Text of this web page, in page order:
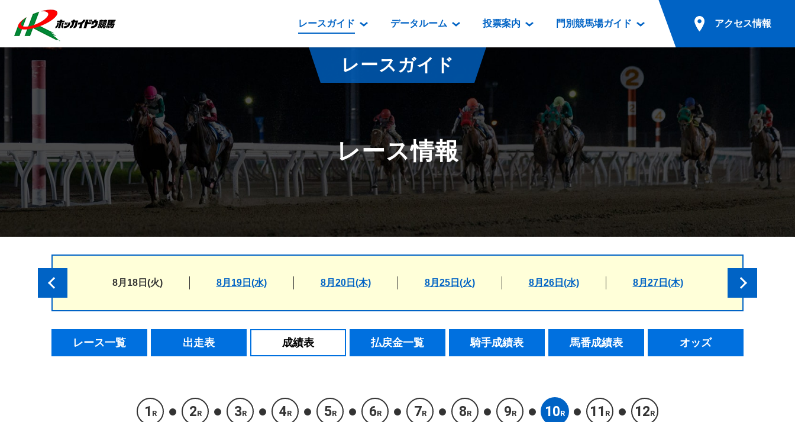
レースガイド
レース情報
払戻金一覧
騎手成績表
馬番成績表
オッズ
番組・級別表ダウンロード
開催カレンダー
重賞競走体系図
スタリオンシリーズ競走
道内の発売情報(PDF)
データルーム
データルーム
騎手・調教師紹介
坂路調教映像
遠征馬情報
番組編成要領
映像コンテンツ
重賞競走VTR
重賞競走参考VTR
レースダイジェスト
新馬ダイジェスト
投票案内
電話・インターネット投票
場外発売所
実況・テレホンサービス
発売・払戻
門別競馬場ガイド
門別競馬場情報
門別競馬場グルメ
とねっこジンギスカン
いずみ食堂
ルンビニフードカフェ
勝馬屋
アクセス情報
無料送迎バスでのご来場
公共の交通機関でのご来場
レースガイド
レース情報
8月18日(火) 8月19日(水) 8月20日(木) 8月25日(火) 8月26日(水) 8月27日(木)
レース一覧 出走表 成績表 払戻金一覧 騎手成績表 馬番成績表 オッズ
1 R 2R 3R 4R 5R 6R 7R 8R 9R 10R 11 R 12R